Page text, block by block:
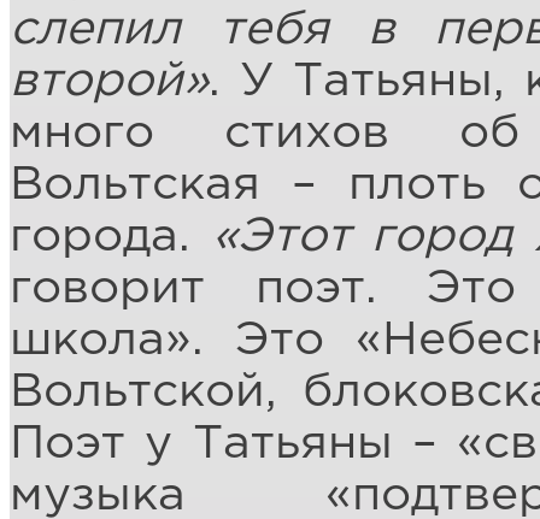
слепил тебя в
второй». У Татьяны,
много стихов об
Вольтская – плоть
города.
«Этот
говорит поэт.
школа». Это
Вольтской,
Поэт у Татьяны –
музыка